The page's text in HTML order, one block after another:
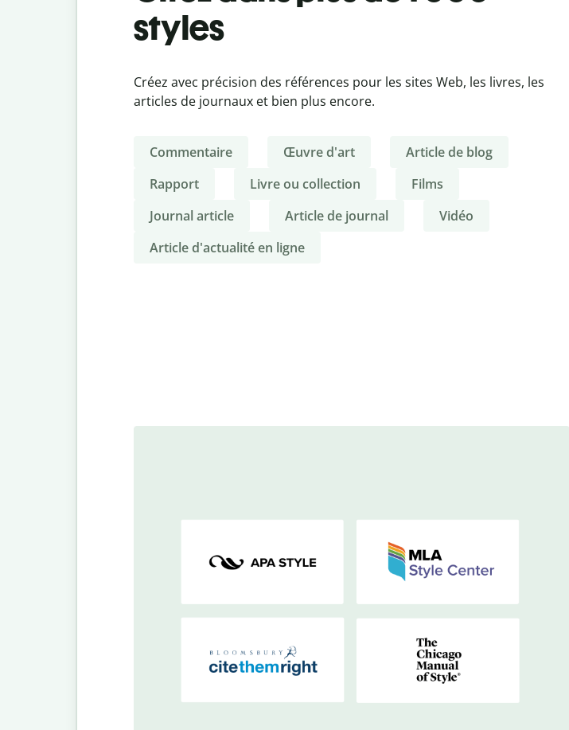
styles
Créez avec précision des références pour les sites Web, les livres, les
articles de journaux et bien plus encore.
Commentaire Œuvre d'art
Article de blog
Rapport
Livre ou collection
Films
Journal article
Article de journal
Vidéo
Article d'actualité en ligne